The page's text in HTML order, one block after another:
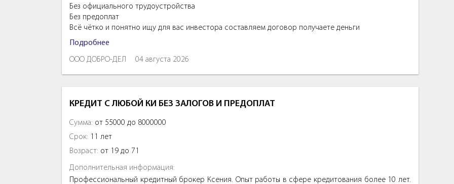
Без официального трудоустройства
Без предоплат
Всё чётко и понятно ищу для вас инвестора составляем договор получаете деньги
Подробнее
ООО ДОБРО-ДЕЛ 04 августа 2026
КРЕДИТ С ЛЮБОЙ КИ БЕЗ ЗАЛОГОВ И ПРЕДОПЛАТ
Сумма: от 55000 до 8000000
Срок: 11 лет
Возраст: от 19 до 71
Дополнительная информация:
Профессиональный кредитный брокер Ксения. Опыт работы в сфере кредитования более 10 лет.